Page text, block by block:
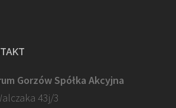
Gorzów Spółka Akcyjna
43j/3